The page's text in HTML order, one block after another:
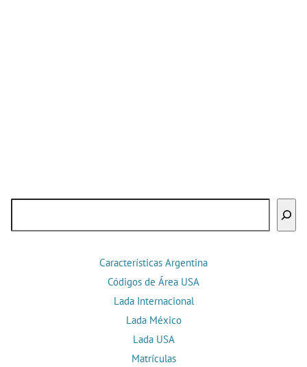
Características Argentina
Códigos de Área USA
Lada Internacional
Lada México
Lada USA
Matrículas